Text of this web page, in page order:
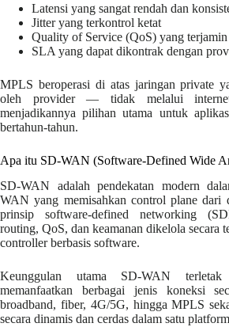
Latensi yang sangat rendah dan
Jitter yang terkontrol ketat
Quality of Service (QoS) yang terjamin
SLA yang dapat dikontrak dengan
MPLS beroperasi di atas jaringan private
oleh provider — tidak melalui
menjadikannya pilihan utama untuk
bertahun-tahun.
Apa itu SD-WAN (Software-Defined Wide
SD-WAN adalah pendekatan modern
WAN yang memisahkan control plane dari
prinsip software-defined networking
routing, QoS, dan keamanan dikelola secara
controller berbasis software.
Keunggulan utama SD-WAN terletak
memanfaatkan berbagai jenis koneksi
broadband, fiber, 4G/5G, hingga MPLS
secara dinamis dan cerdas dalam satu